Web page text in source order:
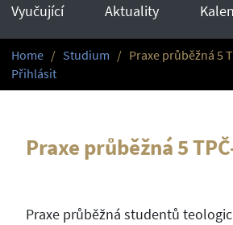
Vyučující
Aktuality
Home Studium
Praxe průběžná 5
Přihlásit
Praxe průběžná 5
Praxe průběžná studentů